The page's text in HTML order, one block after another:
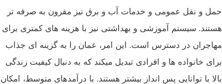
حمل‌ و نقل عمومی و خدمات آب و برق نیز مقرون‌ به‌ صرفه‌ تر
هستند. سیستم آموزشی و بهداشتی نیز با هزینه‌ های کمتری برای
مهاجران در دسترس است. این امر، عمان را به گزینه‌ ای جذاب
برای خانواده‌ ها و افرادی تبدیل میکند که به دنبال کیفیت زندگی
بالا با توانایی پس‌ انداز بیشتر هستند. با درآمدهای متوسط، امکان